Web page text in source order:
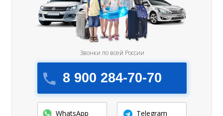
8 900 284-70-70
Звонки по всей России
WhatsApp Telegram